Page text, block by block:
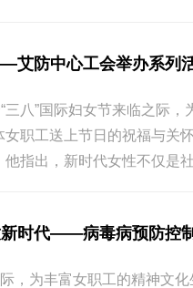
艾防中心工会举办系列
三八”国际妇女节来临之际
女职工送上节日的祝福
他指出，新时代女性不仅是
时代——病毒病预防控
，为丰富女职工的精神文